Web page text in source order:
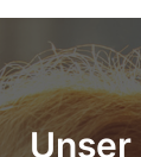
Unser